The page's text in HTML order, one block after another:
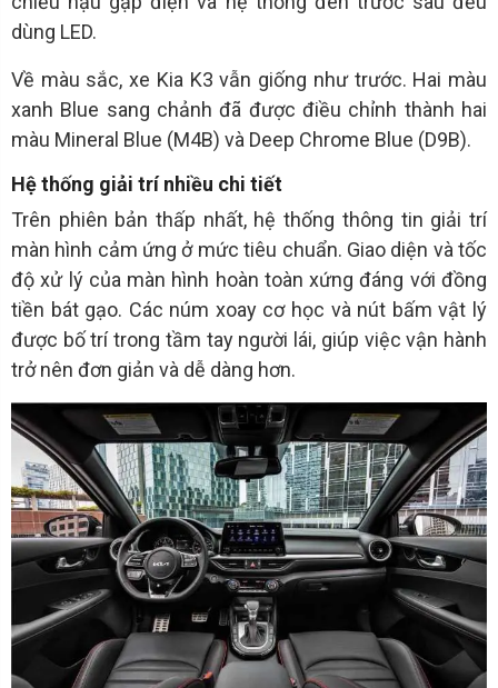
dùng LED.
Về màu sắc, xe Kia K3 vẫn giống như trước. Hai màu
xanh Blue sang chảnh đã được điều chỉnh thành hai
màu Mineral Blue (M4B) và Deep Chrome Blue (D9B).
Hệ thống giải trí nhiều chi tiết
Trên phiên bản thấp nhất, hệ thống thông tin giải trí
màn hình cảm ứng ở mức tiêu chuẩn. Giao diện và tốc
độ xử lý của màn hình hoàn toàn xứng đáng với đồng
tiền bát gạo. Các núm xoay cơ học và nút bấm vật lý
được bố trí trong tầm tay người lái, giúp việc vận hành
trở nên đơn giản và dễ dàng hơn.